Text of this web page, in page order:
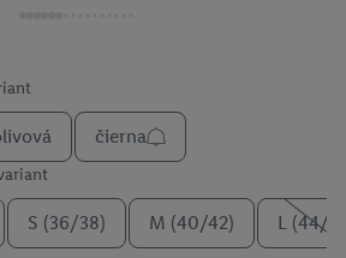
čierna
S (36/38) M (40/42) L (44/